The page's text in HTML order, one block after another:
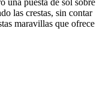
una puesta de sol sobre
las crestas, sin contar
maravillas que ofrece